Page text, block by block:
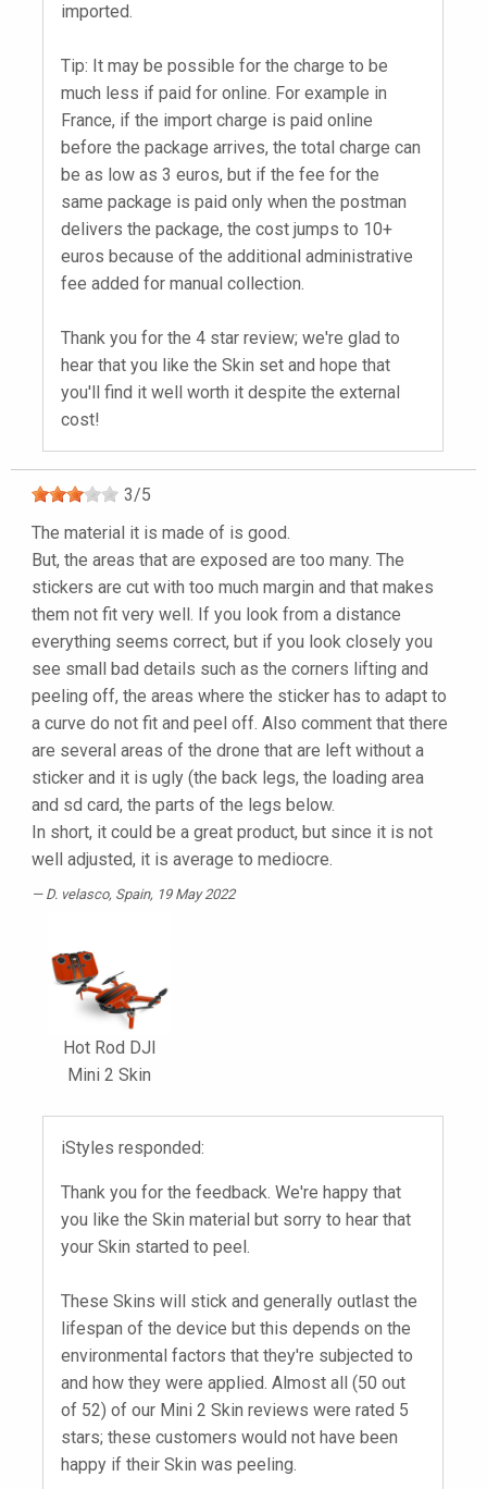
imported.
Tip: It may be possible for the charge to be
much less if paid for online. For example in
France, if the import charge is paid online
before the package arrives, the total charge can
be as low as 3 euros, but if the fee for the
same package is paid only when the postman
delivers the package, the cost jumps to 10+
euros because of the additional administrative
fee added for manual collection.
Thank you for the 4 star review; we're glad to
hear that you like the Skin set and hope that
you'll find it well worth it despite the external
cost!
3/5
The material it is made of is good.
But, the areas that are exposed are too many. The
stickers are cut with too much margin and that makes
them not fit very well. If you look from a distance
everything seems correct, but if you look closely you
see small bad details such as the corners lifting and
peeling off, the areas where the sticker has to adapt to
a curve do not fit and peel off. Also comment that there
are several areas of the drone that are left without a
sticker and it is ugly (the back legs, the loading area
and sd card, the parts of the legs below.
In short, it could be a great product, but since it is not
well adjusted, it is average to mediocre.
D. velasco, Spain, 19 May 2022
Hot Rod DJI
Mini 2 Skin
iStyles responded:
Thank you for the feedback. We're happy that
you like the Skin material but sorry to hear that
your Skin started to peel.
These Skins will stick and generally outlast the
lifespan of the device but this depends on the
environmental factors that they're subjected to
and how they were applied. Almost all (50 out
of 52) of our Mini 2 Skin reviews were rated 5
stars; these customers would not have been
happy if their Skin was peeling.